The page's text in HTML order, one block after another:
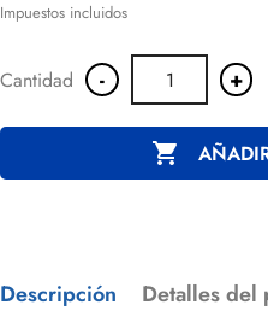
Impuestos incluidos
Cantidad - +

Descripción Detalles del